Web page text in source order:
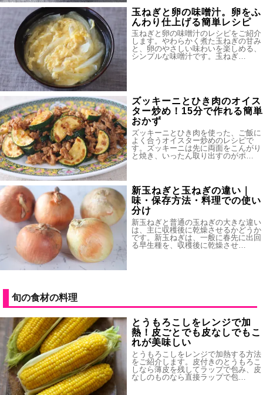
玉ねぎと卵の味噌汁。卵をふ
んわり仕上げる簡単レシピ
玉ねぎと卵の味噌汁のレシピをご紹介
します。やわらかく煮た玉ねぎの甘み
と、卵のやさしい味わいを楽しめる、
シンプルな味噌汁です。玉ねぎ…
ズッキーニとひき肉のオイス
ター炒め！15分で作れる簡単
おかず
ズッキーニとひき肉を使った、ご飯に
よく合うオイスター炒めのレシピで
す。ズッキーニは先に両面をこんがり
と焼き、いったん取り出すのがポ…
新玉ねぎと玉ねぎの違い｜
味・保存方法・料理での使い
分け
新玉ねぎと普通の玉ねぎの大きな違い
は、主に収穫後に乾燥させるかどうか
です。新玉ねぎは、一般に春先に出回
る早生種を、収穫後に乾燥させ…
旬の食材の料理
とうもろこしをレンジで加
熱！皮ごとでも皮なしでもこ
れが美味しい
とうもろこしをレンジで加熱する方法
をご紹介します。皮付きのとうもろこ
しなら薄皮を残してラップで包み、皮
なしのものなら直接ラップで包…